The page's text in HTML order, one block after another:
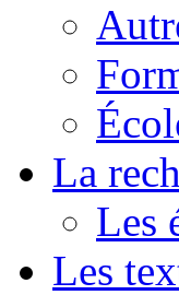
La
Les
Les